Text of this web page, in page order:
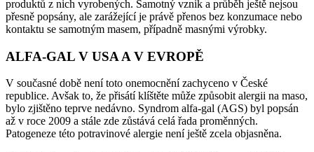
produktů z nich vyrobených. Samotný vznik a průběh ještě nejsou
přesně popsány, ale zarážející je právě přenos bez konzumace nebo
kontaktu se samotným masem, případně masnými výrobky.
ALFA-GAL V USA A V EVROPĚ
V současné době není toto onemocnění zachyceno v České
republice. Avšak to, že přisátí klíštěte může způsobit alergii na maso,
bylo zjištěno teprve nedávno. Syndrom alfa-gal (AGS) byl popsán
až v roce 2009 a stále zde zůstává celá řada proměnných.
Patogeneze této potravinové alergie není ještě zcela objasněna.